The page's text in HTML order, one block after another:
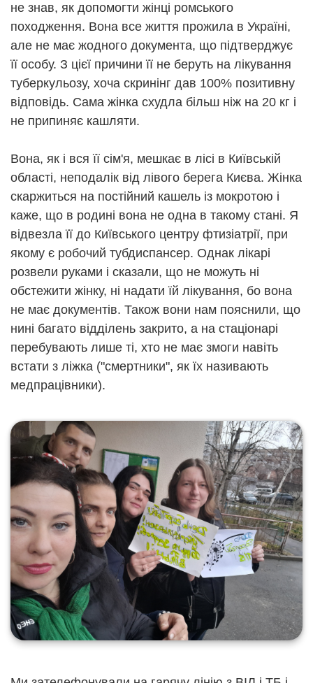
не знав, як допомогти жінці ромського
походження. Вона все життя прожила в Україні,
але не має жодного документа, що підтверджує
її особу. З цієї причини її не беруть на лікування
туберкульозу, хоча скринінг дав 100% позитивну
відповідь. Сама жінка схудла більш ніж на 20 кг і
не припиняє кашляти.
Вона, як і вся її сім'я, мешкає в лісі в Київській
області, неподалік від лівого берега Києва. Жінка
скаржиться на постійний кашель із мокротою і
каже, що в родині вона не одна в такому стані. Я
відвезла її до Київського центру фтизіатрії, при
якому є робочий тубдиспансер. Однак лікарі
розвели руками і сказали, що не можуть ні
обстежити жінку, ні надати їй лікування, бо вона
не має документів. Також вони нам пояснили, що
нині багато відділень закрито, а на стаціонарі
перебувають лише ті, хто не має змоги навіть
встати з ліжка ("смертники", як їх називають
медпрацівники).